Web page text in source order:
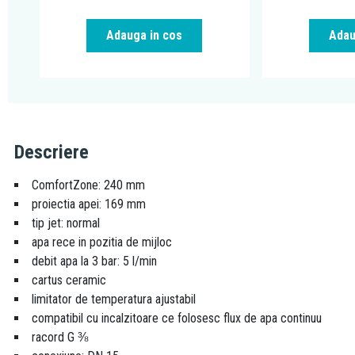
Adauga in cos
Descriere
ComfortZone: 240 mm
proiectia apei: 169 mm
tip jet: normal
apa rece in pozitia de mijloc
debit apa la 3 bar: 5 l/min
cartus ceramic
limitator de temperatura ajustabil
compatibil cu incalzitoare ce folosesc flux de apa continuu
racord G ⅜